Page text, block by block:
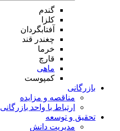
گندم
کلزا
آفتابگردان
چغندر قند
خرما
قارچ
ماهی
کمپوست
بازرگانی
مناقصه و مزایده
ارتباط با واحد بازرگانی
تحقیق و توسعه
مدیریت دانش